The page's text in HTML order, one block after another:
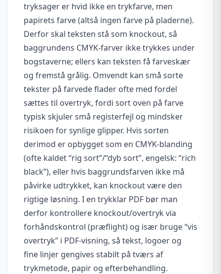
tryksager er hvid ikke en trykfarve, men
papirets farve (altså ingen farve på pladerne).
Derfor skal teksten stå som knockout, så
baggrundens CMYK-farver ikke trykkes under
bogstaverne; ellers kan teksten få farveskær
og fremstå grålig. Omvendt kan små sorte
tekster på farvede flader ofte med fordel
sættes til overtryk, fordi sort oven på farve
typisk skjuler små registerfejl og mindsker
risikoen for synlige glipper. Hvis sorten
derimod er opbygget som en CMYK-blanding
(ofte kaldet “rig sort”/“dyb sort”, engelsk: “rich
black”), eller hvis baggrundsfarven ikke må
påvirke udtrykket, kan knockout være den
rigtige løsning. I en trykklar PDF bør man
derfor kontrollere knockout/overtryk via
forhåndskontrol (præflight) og især bruge “vis
overtryk” i PDF-visning, så tekst, logoer og
fine linjer gengives stabilt på tværs af
trykmetode, papir og efterbehandling.